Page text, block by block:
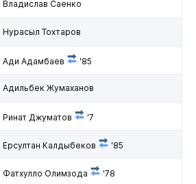
Владислав Саенко
Нурасыл Тохтаров
Ади Адамбаев '85
Адильбек Жумаханов
Ринат Джуматов '7
Ерсултан Калдыбеков '85
Фатхулло Олимзода '78